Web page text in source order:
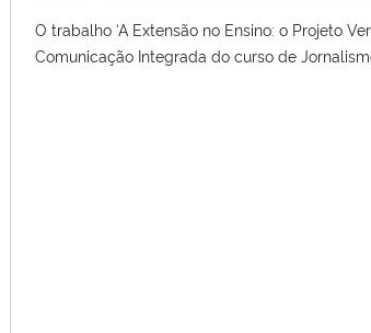
O trabalho ‘A Extensão no Ensino: o Projeto
Comunicação Integrada do curso de